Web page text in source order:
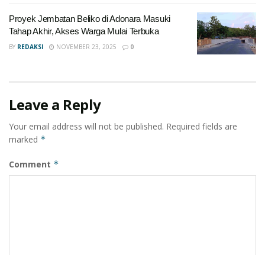
Proyek Jembatan Beliko di Adonara Masuki
Tahap Akhir, Akses Warga Mulai Terbuka
BY REDAKSI NOVEMBER 23, 2025 0
Leave a Reply
Your email address will not be published. Required fields are
marked *
Comment *